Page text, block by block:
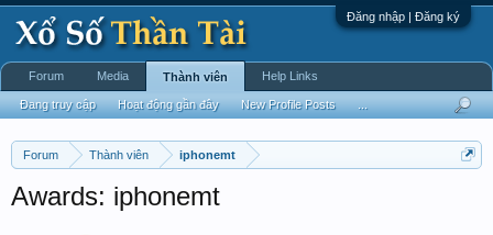
Đăng nhập | Đăng ký
Forum Thành viên iphonemt
Awards: iphonemt
Forum Media Thành viên
Đang truy cập Hoạt động gần đây New Profile Posts
Help Links